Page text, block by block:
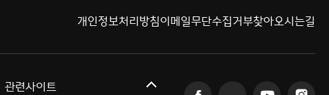
개인정보처리방침이메일무단수집거부찾아오시는길
관련사이트
커뮤니티교육원